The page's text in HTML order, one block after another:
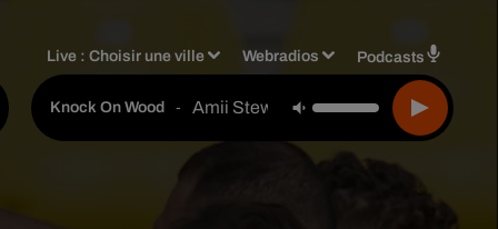
Live :Choisir une ville Webradios Podcasts
Knock On Wood - Amii Stewart